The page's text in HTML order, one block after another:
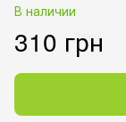
В наличии
310 грн